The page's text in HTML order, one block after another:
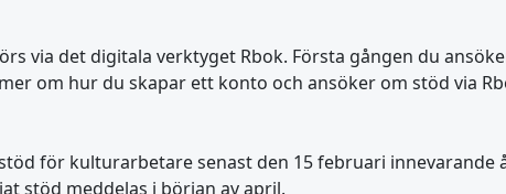
via det digitala verktyget Rbok. Första gången du
om hur du skapar ett konto och ansöker om stöd via
för kulturarbetare senast den 15 februari innevarande
stöd meddelas i början av april.